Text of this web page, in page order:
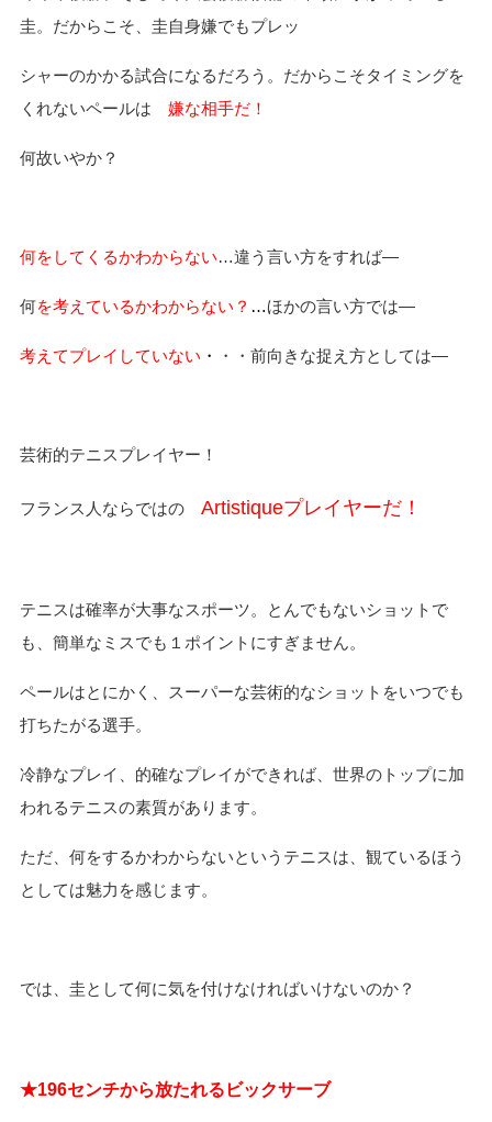
圭。だからこそ、圭自身嫌でもプレッ
シャーのかかる試合になるだろう。だからこそタイミングを
くれないペールは 嫌な相手だ！
何故いやか？
何をしてくるかわからない…違う言い方をすれば―
何を考えているかわからない？ …ほかの言い方では―
考えてプレイしていない ・ ・・前向きな捉え方としては―
芸術的テニスプレイヤー！
フランス人ならではの Artistiqueプレイヤーだ！
テニスは確率が大事なスポーツ。とんでもないショットで
も、簡単なミスでも１ポイントにすぎません。
ペールはとにかく、スーパーな芸術的なショットをいつでも
打ちたがる選手。
冷静なプレイ、的確なプレイができれば、世界のトップに加
われるテニスの素質があります。
ただ、何をするかわからないというテニスは、観ているほう
としては魅力を感じます。
では、圭として何に気を付けなければいけないのか？
★196センチから放たれるビックサーブ